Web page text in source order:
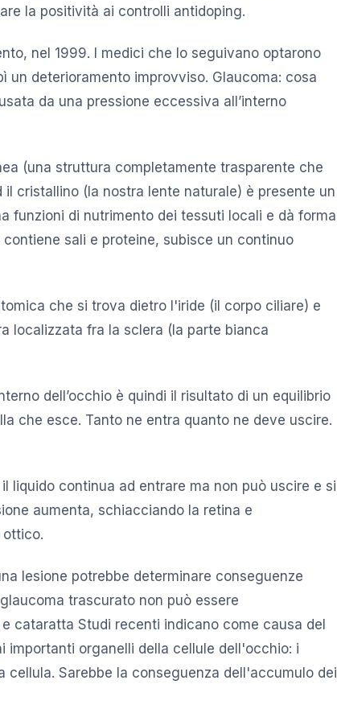
la positività ai controlli antidoping.
nel 1999. I medici che lo seguivano optarono
un deterioramento improvviso. Glaucoma: cosa
da una pressione eccessiva all’interno
(una struttura completamente trasparente che
cristallino (la nostra lente naturale) è presente un
funzioni di nutrimento dei tessuti locali e dà forma
sali e proteine, subisce un continuo
che si trova dietro l'iride (il corpo ciliare) e
localizzata fra la sclera (la parte bianca
dell’occhio è quindi il risultato di un equilibrio
che esce. Tanto ne entra quanto ne deve uscire.
liquido continua ad entrare ma non può uscire e si
aumenta, schiacciando la retina e
ottico.
lesione potrebbe determinare conseguenze
trascurato non può essere
cataratta Studi recenti indicano come causa del
importanti organelli della cellule dell'occhio: i
Sarebbe la conseguenza dell'accumulo dei